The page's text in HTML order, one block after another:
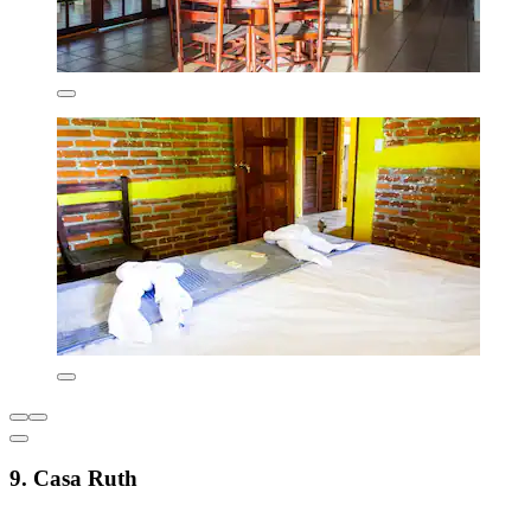
9. Casa Ruth